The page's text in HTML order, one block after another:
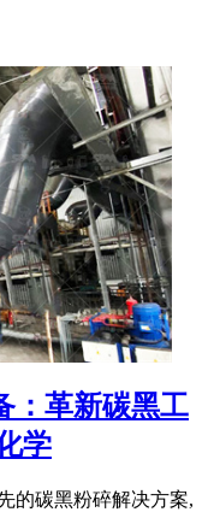
：革新碳黑工
学
的碳黑粉碎解决方案,